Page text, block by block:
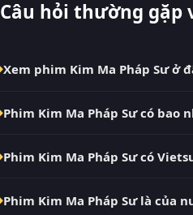
Câu hỏi thường gặp
Xem phim Kim Ma Pháp Sư ở
nhật nhanh nhất. Đây là điểm
Phim Kim Ma Pháp Sư có bao
nguồn có nội dung mới.
Phim Kim Ma Pháp Sư có
Thuyết Minh ngay trong trình
Phim Kim Ma Pháp Sư là của